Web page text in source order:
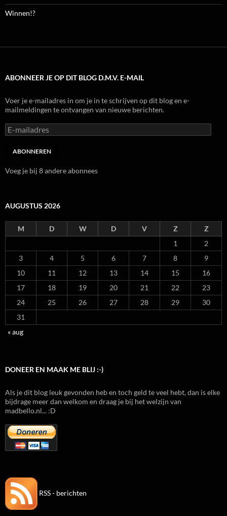
Winnen!?
ABONNEER JE OP DIT BLOG D.M.V. E-MAIL
Voer je e-mailadres in om je in te schrijven op dit blog en e-
mailmeldingen te ontvangen van nieuwe berichten.
E-
mailadres
ABONNEREN
Voeg je bij 8 andere abonnees
AUGUSTUS 2026
M D W D V Z
Z
1
2
3
4 5 6 7 8
9
10
11 12 13 14 15
16
17
18 19 20 21 22
23
24
25 26 27 28 29
30
31
« aug
DONEER EN MAAK ME BLIJ :-)
Als je dit blog leuk gevonden heb en toch geld te veel hebt, dan is elke
bijdrage meer dan welkom en draag je bij het welzijn van
madbello.nl... :D
RSS - berichten